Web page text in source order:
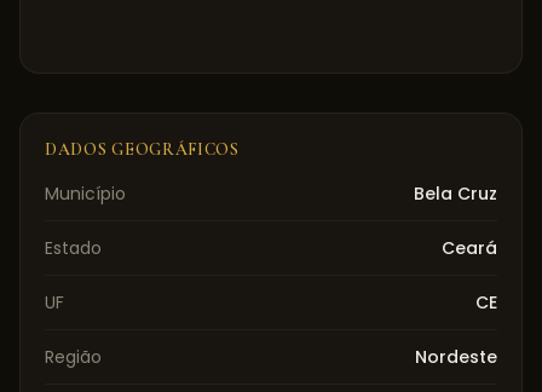
DADOS GEOGRÁFICOS
Município Bela Cruz
Estado Ceará
UF CE
Região Nordeste